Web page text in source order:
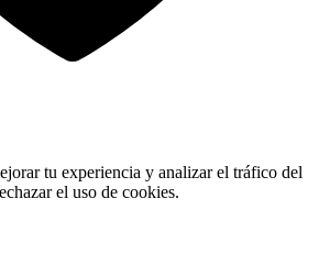
tu experiencia y analizar el tráfico del
el uso de cookies.